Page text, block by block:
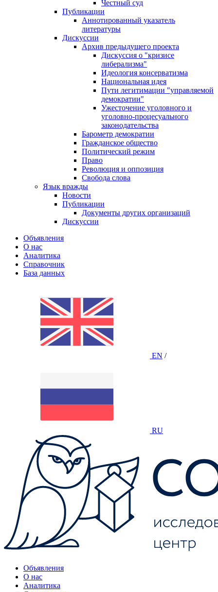
Честный суд
Публикации
Аннотированный указатель
литературы
Дискуссии
Архив предыдущего проекта
Дискуссия о "кризисе
либерализма"
Идеология консерватизма
Национальная идея
Пути легитимации "управляемой
демократии"
Ужесточение уголовного и
уголовно-процесуального
законодательства
Барометр демократии
Гражданское общество
Политический режим
Право
Революция и оппозиция
Свобода слова
Язык вражды
Новости
Публикации
Документы других организаций
Дискуссии
Объявления
О нас
Аналитика
Справочник
База данных
EN /
RU
Объявления
О нас
Аналитика